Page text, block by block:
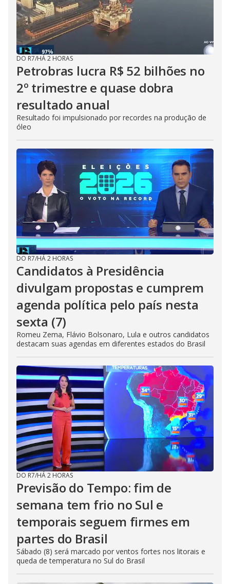
DO R7/HÁ 2 HORAS
Petrobras lucra R$ 52 bilhões no
2º trimestre e quase dobra
resultado anual
Resultado foi impulsionado por recordes na produção de
óleo
DO R7/HÁ 2 HORAS
Candidatos à Presidência
divulgam propostas e cumprem
agenda política pelo país nesta
sexta (7)
Romeu Zema, Flávio Bolsonaro, Lula e outros candidatos
destacam suas agendas em diferentes estados do Brasil
DO R7/HÁ 2 HORAS
Previsão do Tempo: fim de
semana tem frio no Sul e
temporais seguem firmes em
partes do Brasil
Sábado (8) será marcado por ventos fortes nos litorais e
queda de temperatura no Sul do Brasil